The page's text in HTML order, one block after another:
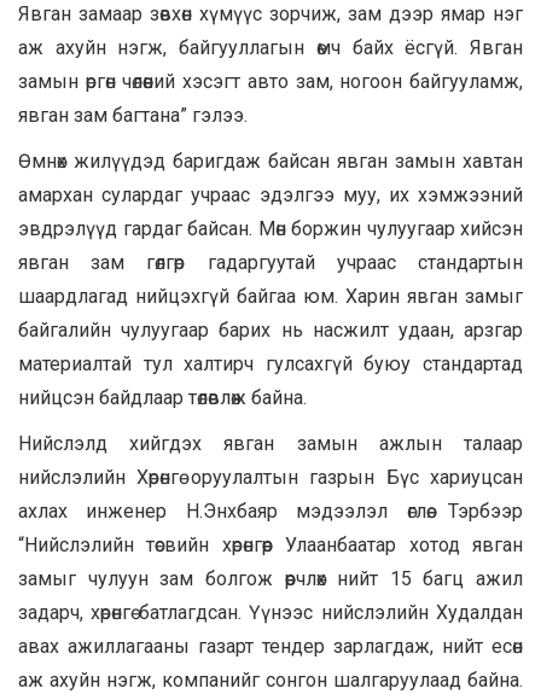
Явган замаар зөвхөн хүмүүс зорчиж, зам дээр ямар нэг
аж ахуйн нэгж, байгууллагын өмч байх ёсгүй. Явган
замын өргөн чөлөөний хэсэгт авто зам, ногоон байгууламж,
явган зам багтана” гэлээ.
Өмнөх жилүүдэд баригдаж байсан явган замын хавтан
амархан сулардаг учраас эдэлгээ муу, их хэмжээний
эвдрэлүүд гардаг байсан. Мөн боржин чулуугаар хийсэн
явган зам гөлгөр гадаргуутай учраас стандартын
шаардлагад нийцэхгүй байгаа юм. Харин явган замыг
байгалийн чулуугаар барих нь насжилт удаан, арзгар
материалтай тул халтирч гулсахгүй буюу стандартад
нийцсэн байдлаар төлөвлөж байна.
Нийслэлд хийгдэх явган замын ажлын талаар
нийслэлийн Хөрөнгө оруулалтын газрын Бүс хариуцсан
ахлах инженер Н.Энхбаяр мэдээлэл өглөө. Тэрбээр
“Нийслэлийн төсвийн хөрөнгөөр Улаанбаатар хотод явган
замыг чулуун зам болгож өөрчлөх нийт 15 багц ажил
задарч, хөрөнгө батлагдсан. Үүнээс нийслэлийн Худалдан
авах ажиллагааны газарт тендер зарлагдаж, нийт есөн
аж ахуйн нэгж, компанийг сонгон шалгаруулаад байна.